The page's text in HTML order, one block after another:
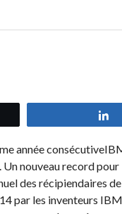
nouveau record
des récipiendaires
par les inventeurs